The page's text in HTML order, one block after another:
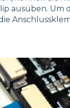
ausüben. Um